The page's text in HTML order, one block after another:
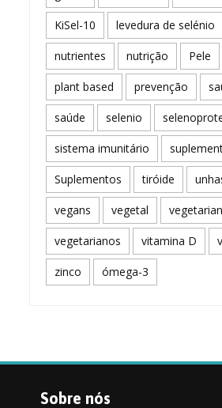
KiSel-10 levedura de selénio
nutrientes nutrição Pele
plant based prevenção
saúde selenio
sistema imunitário
Suplementos tiróide
vegans vegetal
vegetarianos vitamina D
zinco ómega-3
Sobre nós